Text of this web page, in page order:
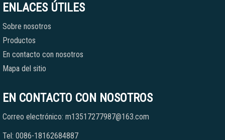
ENLACES ÚTILES
Sobre nosotros
Productos
En contacto con nosotros
Mapa del sitio
EN CONTACTO CON NOSOTROS
Correo electrónico: m13517277987@163.com
Tel: 0086-18162684887